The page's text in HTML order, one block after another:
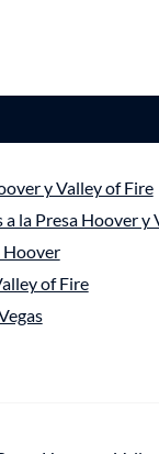
y Valley of Fire
la Presa Hoover y
Hoover
of Fire